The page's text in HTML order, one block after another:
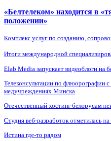
«Белтелеком» находится в
положении»
Комплекс услуг по созданию,
Итоги международной
Elab Media запускает видеоблоги на
Телеконсультации по флюорографии
медучреждениях Минска
Отечественный хостинг белорусам
Студия веб-разработок отметилась на
Истина где-то рядом